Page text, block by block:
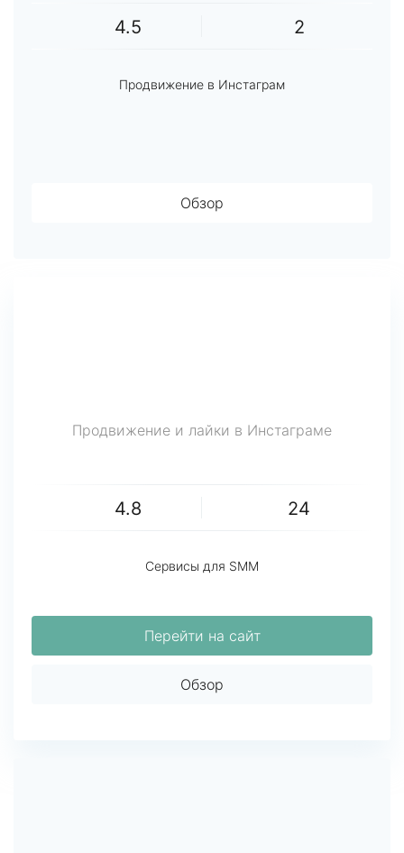
4.5 2
Продвижение в Инстаграм
Обзор
Продвижение и лайки в Инстаграме
4.8 24
Сервисы для SMM
Перейти на сайт
Обзор